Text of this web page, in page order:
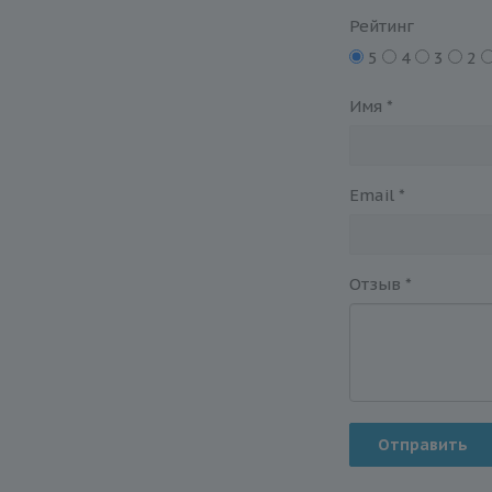
Рейтинг
5
4 3 2
Имя *
Email *
Отзыв *
Отправить